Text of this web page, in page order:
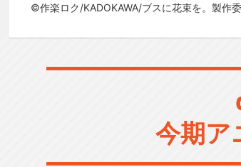
©作楽ロク/KADOKAWA/ブスに花束を。製作
今期ア